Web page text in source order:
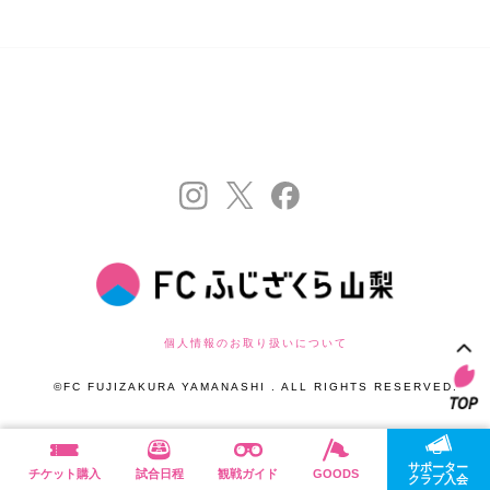
個人情報のお取り扱いについて
©FC FUJIZAKURA YAMANASHI . ALL RIGHTS RESERVED.
チケット購入 試合日程 観戦ガイド GOODS
サポーター
クラブ入会